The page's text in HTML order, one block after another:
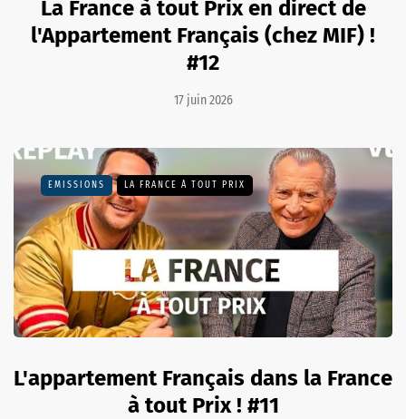
La France à tout Prix en direct de
l'Appartement Français (chez MIF) !
#12
17 juin 2026
EMISSIONS LA FRANCE À TOUT PRIX
L'appartement Français dans la France
à tout Prix ! #11